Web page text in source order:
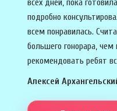
всех дней, пока
подробно
всем понравилась.
большего гонорара,
рекомендовать ребят
Алексей